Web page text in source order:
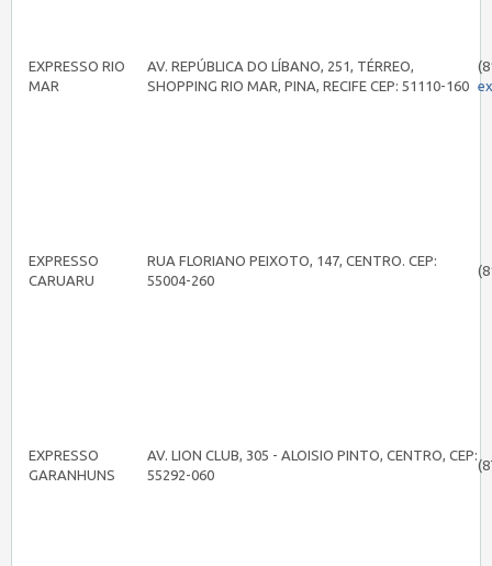
EXPRESSO RIO
MAR
AV. REPÚBLICA DO LÍBANO, 251, TÉRREO,
SHOPPING RIO MAR, PINA, RECIFE CEP: 51110-160
EXPRESSO
CARUARU
RUA FLORIANO PEIXOTO, 147, CENTRO. CEP:
55004-260
EXPRESSO
GARANHUNS
AV. LION CLUB, 305 - ALOISIO PINTO, CENTRO, CEP:
55292-060